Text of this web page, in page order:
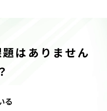
はありません
る